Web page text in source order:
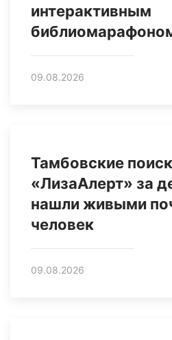
интерактивным
09.08.2026
Тамбовские
«ЛизаАлерт» за
нашли живыми
человек
09.08.2026